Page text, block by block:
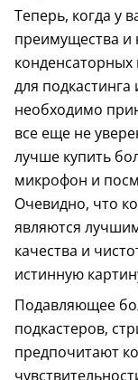
Теперь, когда у
преимущества и
для
необходимо
все еще не
лучше купить
микрофон и
Очевидно, что
являются
качества и
истинную
Подавляющее
подкастеров,
предпочитают